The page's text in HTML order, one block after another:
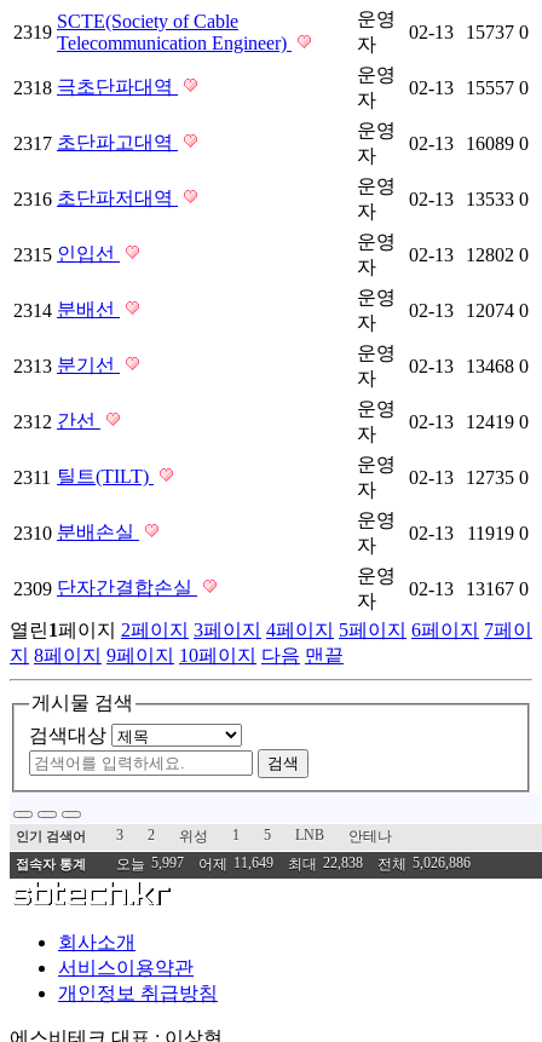
2319
SCTE(Society of Cable
Telecommunication Engineer)
운영
자
02-13 15737 0
2318 극초단파대역
운영
자
02-13 15557 0
2317 초단파고대역
운영
자
02-13 16089 0
2316 초단파저대역
운영
자
02-13 13533 0
2315 인입선
운영
자
02-13 12802 0
2314 분배선
운영
자
02-13 12074 0
2313 분기선
운영
자
02-13 13468 0
2312 간선
운영
자
02-13 12419 0
2311 틸트(TILT)
운영
자
02-13 12735 0
2310 분배손실
운영
자
02-13 11919 0
2309 단자간결합손실
운영
자
02-13 13167 0
열린1페이지 2페이지 3페이지 4페이지 5페이지 6페이지 7페이
지 8페이지 9페이지 10페이지 다음 맨끝
게시물 검색
검색대상
검색
인기 검색어 3 2 위성 1 5 LNB 안테나
접속자 통계 오늘 5,997 어제 11,649 최대 22,838 전체 5,026,886
회사소개
서비스이용약관
개인정보 취급방침
에스비테크 대표 : 이상현